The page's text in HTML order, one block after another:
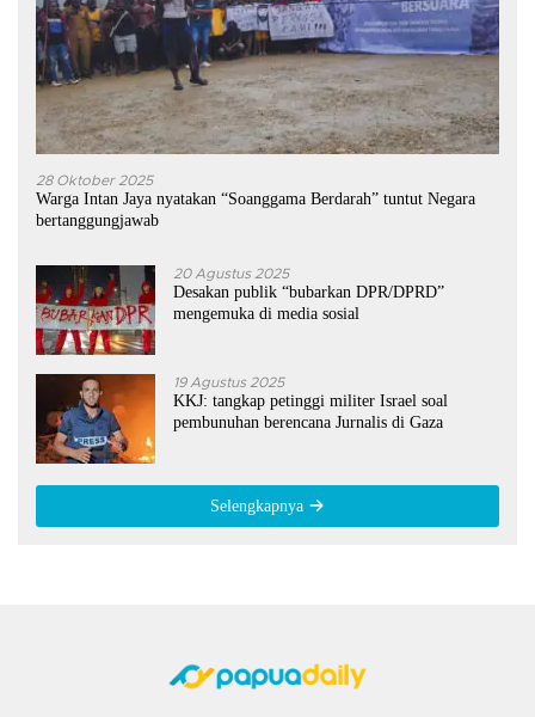
28 Oktober 2025
Warga Intan Jaya nyatakan “Soanggama Berdarah” tuntut Negara
bertanggungjawab
20 Agustus 2025
Desakan publik “bubarkan DPR/DPRD”
mengemuka di media sosial
19 Agustus 2025
KKJ: tangkap petinggi militer Israel soal
pembunuhan berencana Jurnalis di Gaza
Selengkapnya